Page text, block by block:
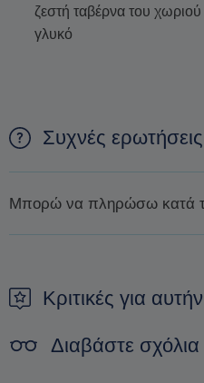
ζεστή ταβέρνα του χωριού
γλυκό
Συχνές ερωτήσεις
Μπορώ να πληρώσω κατά
προκράτηση.
Κριτικές για
Διαβάστε σχόλια